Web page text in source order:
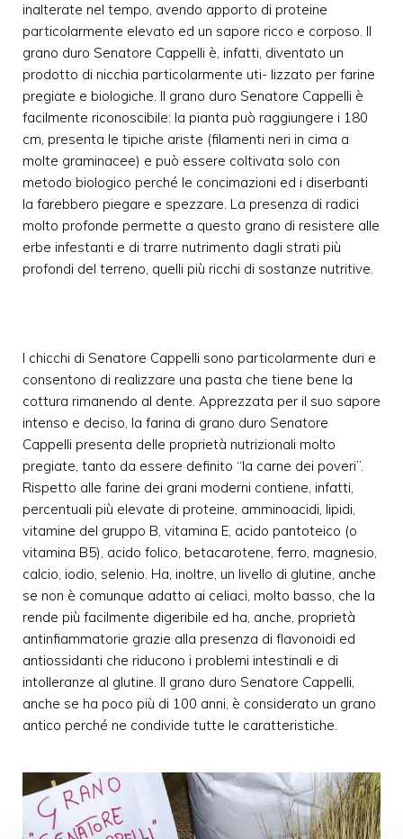
inalterate nel tempo, avendo apporto di proteine
particolarmente elevato ed un sapore ricco e corposo. Il
grano duro Senatore Cappelli è, infatti, diventato un
prodotto di nicchia particolarmente uti- lizzato per farine
pregiate e biologiche. Il grano duro Senatore Cappelli è
facilmente riconoscibile: la pianta può raggiungere i 180
cm, presenta le tipiche ariste (filamenti neri in cima a
molte graminacee) e può essere coltivata solo con
metodo biologico perché le concimazioni ed i diserbanti
la farebbero piegare e spezzare. La presenza di radici
molto profonde permette a questo grano di resistere alle
erbe infestanti e di trarre nutrimento dagli strati più
profondi del terreno, quelli più ricchi di sostanze nutritive.
I chicchi di Senatore Cappelli sono particolarmente duri e
consentono di realizzare una pasta che tiene bene la
cottura rimanendo al dente. Apprezzata per il suo sapore
intenso e deciso, la farina di grano duro Senatore
Cappelli presenta delle proprietà nutrizionali molto
pregiate, tanto da essere definito “la carne dei poveri”.
Rispetto alle farine dei grani moderni contiene, infatti,
percentuali più elevate di proteine, amminoacidi, lipidi,
vitamine del gruppo B, vitamina E, acido pantoteico (o
vitamina B5), acido folico, betacarotene, ferro, magnesio,
calcio, iodio, selenio. Ha, inoltre, un livello di glutine, anche
se non è comunque adatto ai celiaci, molto basso, che la
rende più facilmente digeribile ed ha, anche, proprietà
antinfiammatorie grazie alla presenza di flavonoidi ed
antiossidanti che riducono i problemi intestinali e di
intolleranze al glutine. Il grano duro Senatore Cappelli,
anche se ha poco più di 100 anni, è considerato un grano
antico perché ne condivide tutte le caratteristiche.